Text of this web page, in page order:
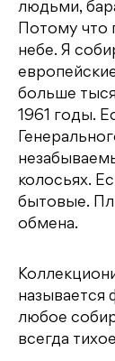
людьми,
Потому что
небе. Я
больше
1961 годы.
колосьях.
бытовые.
обмена.
называется
любое
всегда